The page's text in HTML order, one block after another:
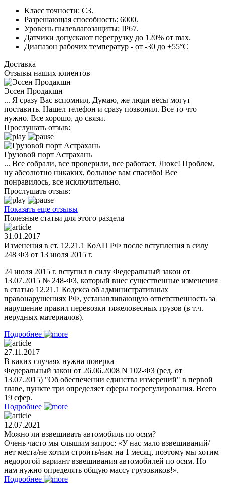
Класс точности: C3.
Разрешающая способность: 6000.
Уровень пылевлагозащиты: IP67.
Датчики допускают перегрузку до 120% от max.
Диапазон рабочих температур - от -30 до +55°C
Доставка
Отзывы наших клиентов
Эссен Продакшн
... Я сразу Вас вспомнил, Думаю, же люди весы могут
поставить. Нашел телефон и сразу позвонил. Все то что
нужно. Все хорошо, до связи.
Прослушать отзыв:
Грузовой порт Астрахань
... Все собрали, все проверили, все работает. Люкс! Проблем,
ну абсолютно никаких, большое вам спасибо! Все
понравилось, все исключительно.
Прослушать отзыв:
Показать еще отзывы
Полезные статьи для этого раздела
31.01.2017
Изменения в ст. 12.21.1 КоАП РФ после вступления в силу
248 ФЗ от 13 июля 2015 г.
24 июля 2015 г. вступил в силу Федеральный закон от
13.07.2015 № 248-ФЗ, который внес существенные изменения
в статью 12.21.1 Кодекса об административных
правонарушениях РФ, устанавливающую ответственность за
нарушение правил перевозки тяжеловесных грузов (в т.ч.
нерудных материалов).
Подробнее
27.11.2017
В каких случаях нужна поверка
Федеральный закон от 26.06.2008 N 102-ФЗ (ред. от
13.07.2015) "Об обеспечении единства измерений" в первой
главе, пункте три определяет сферы госрегулирования. Всего
19 сфер.
Подробнее
12.07.2021
Можно ли взвешивать автомобиль по осям?
Очень часто мы слышим запрос: «У нас мало взвешиваний/
нет места/не хотим строить/нам на 1 месяц, поэтому мы хотим
недорогой вариант взвешивания автомобилей по осям. Но
нам нужно определять общую массу грузовиков!».
Подробнее